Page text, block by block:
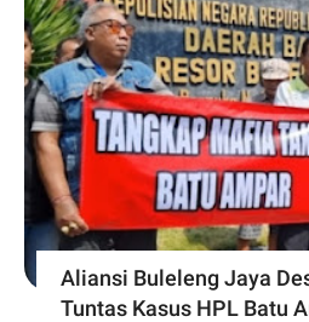
Aliansi Buleleng Jaya
Tuntas Kasus HPL Batu